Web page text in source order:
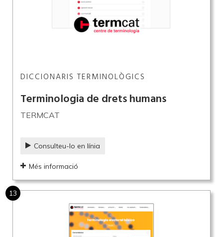
DICCIONARIS TERMINOLÒGICS
Terminologia de drets humans
TERMCAT
Consulteu-lo en línia
Més informació
13